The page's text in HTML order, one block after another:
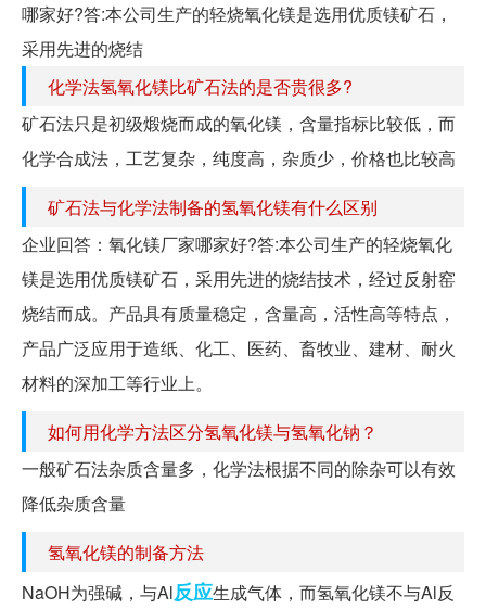
哪家好?答:本公司生产的轻烧氧化镁是选用优质镁矿石，
采用先进的烧结
化学法氢氧化镁比矿石法的是否贵很多?
矿石法只是初级煅烧而成的氧化镁，含量指标比较低，而
化学合成法，工艺复杂，纯度高，杂质少，价格也比较高
矿石法与化学法制备的氢氧化镁有什么区别
企业回答：氧化镁厂家哪家好?答:本公司生产的轻烧氧化
镁是选用优质镁矿石，采用先进的烧结技术，经过反射窑
烧结而成。产品具有质量稳定，含量高，活性高等特点，
产品广泛应用于造纸、化工、医药、畜牧业、建材、耐火
材料的深加工等行业上。
如何用化学方法区分氢氧化镁与氢氧化钠？
一般矿石法杂质含量多，化学法根据不同的除杂可以有效
降低杂质含量
氢氧化镁的制备方法
NaOH为强碱，与Al反应生成气体，而氢氧化镁不与Al反